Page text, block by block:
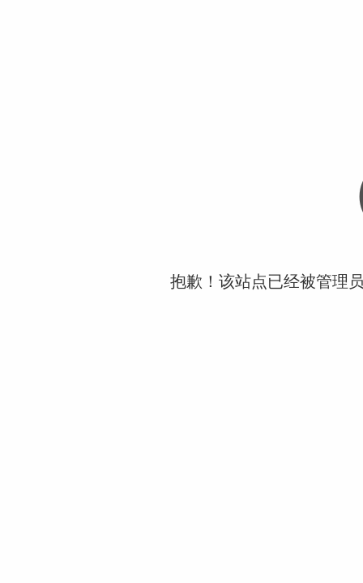
抱歉！该站点已经被管理